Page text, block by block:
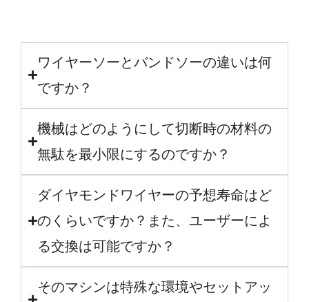
ワイヤーソーとバンドソーの違いは何
ですか？
機械はどのようにして切断時の材料の
無駄を最小限にするのですか？
ダイヤモンドワイヤーの予想寿命はど
のくらいですか？また、ユーザーによ
る交換は可能ですか？
そのマシンは特殊な環境やセットアッ